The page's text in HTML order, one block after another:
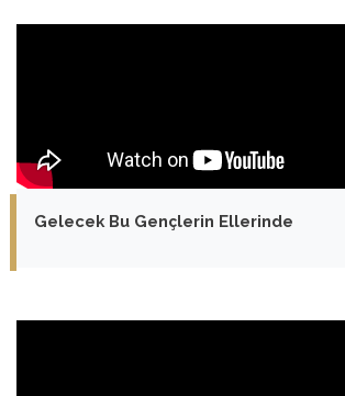
Gelecek Bu Gençlerin Ellerinde